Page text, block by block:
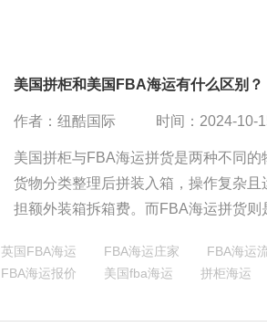
美国拼柜和美国FBA海运有什么区别？
作者：纽酷国际 时间：2024-10-
美国拼柜与FBA海运拼货是两种不同
货物分类整理后拼装入箱，操作复杂
担额外装箱拆箱费。而FBA海运拼货
务，整体成本可控且时效更快，但需支
英国FBA海运 FBA海运庄家 FBA海运
FBA海运报价 美国fba海运 拼柜海运